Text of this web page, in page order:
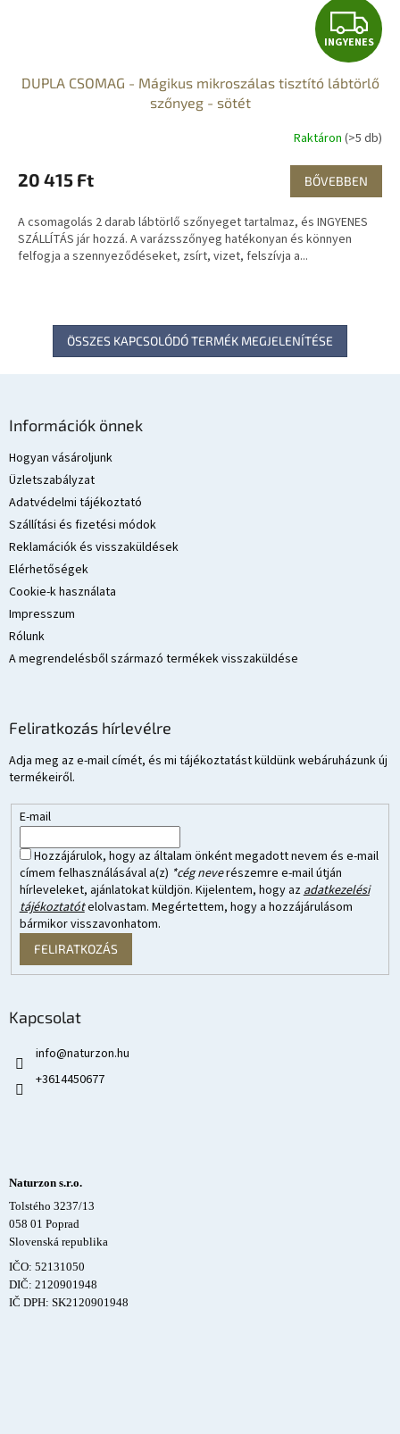
I
N
G
Y
E
N
INGYENES
DUPLA CSOMAG - Mágikus mikroszálas tisztító lábtörlő
szőnyeg - sötét
Raktáron (>5 db)
20 415 Ft BŐVEBBEN
A csomagolás 2 darab lábtörlő szőnyeget tartalmaz, és INGYENES
SZÁLLÍTÁS jár hozzá. A varázsszőnyeg hatékonyan és könnyen
felfogja a szennyeződéseket, zsírt, vizet, felszívja a...
ÖSSZES KAPCSOLÓDÓ TERMÉK MEGJELENÍTÉSE
Információk önnek
Hogyan vásároljunk
Üzletszabályzat
Adatvédelmi tájékoztató
Szállítási és fizetési módok
Reklamációk és visszaküldések
Elérhetőségek
Cookie-k használata
Impresszum
Rólunk
A megrendelésből származó termékek visszaküldése
Feliratkozás hírlevélre
Adja meg az e-mail címét, és mi tájékoztatást küldünk webáruházunk új
termékeiről.
E-mail
Hozzájárulok, hogy az általam önként megadott nevem és e-mail
címem felhasználásával a(z) *cég neverészemre e-mail útján
hírleveleket, ajánlatokat küldjön. Kijelentem, hogy az adatkezelési
tájékoztatótelolvastam. Megértettem, hogy a hozzájárulásom
bármikor visszavonhatom.
FELIRATKOZÁS
Kapcsolat
info@naturzon.hu
+3614450677
Naturzon s.r.o.
Tolstého 3237/13
058 01 Poprad
Slovenská republika
IČO: 52131050
DIČ: 2120901948
IČ DPH: SK2120901948